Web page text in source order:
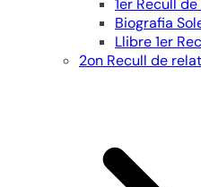
1er Recull
Biografia
Llibre 1er
2on Recull de